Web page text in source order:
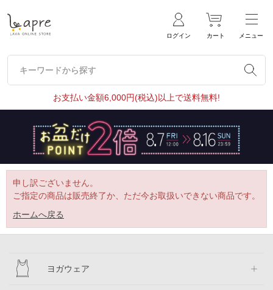
ログイン カート メニュー
キーワードから探す
キーワードから探す
お支払い金額6,000円(税込)以上で送料無料!
申し訳ございません。
ご指定の商品は販売終了か、ただ今お取扱いできない商品です。
ホームへ戻る
ヨガウェア